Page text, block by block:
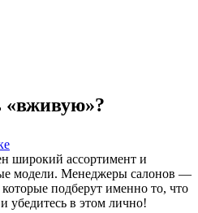
широкий ассортимент и
модели. Менеджеры салонов —
подберут именно то, что
убедитесь в этом лично!